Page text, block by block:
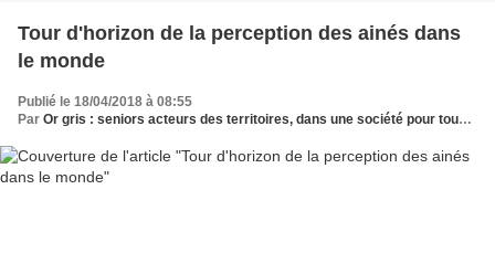
Tour d'horizon de la perception des ainés dans
le monde
Publié le 18/04/2018 à 08:55
Par Or gris : seniors acteurs des territoires, dans une société pour tous les âges